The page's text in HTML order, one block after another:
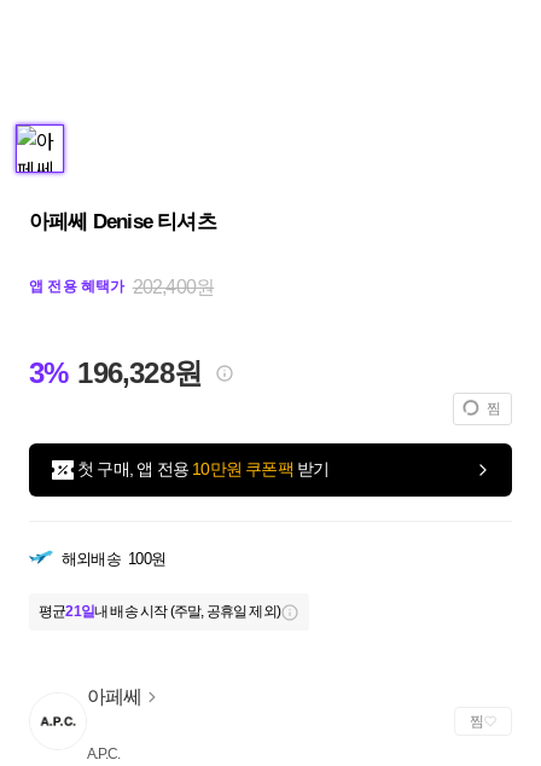
아페쎄 Denise 티셔츠
앱 전용 혜택가 202,400원
3% 196,328원
찜
첫 구매, 앱 전용 10만원 쿠폰팩 받기
해외배송 100원
평균21일내 배송 시작 (주말, 공휴일 제외)
아페쎄
A.P.C.
찜